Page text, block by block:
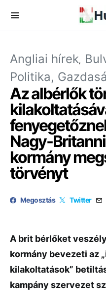
Angliai hírek
Politika,
Az albérlők
Nagy-
kormány
törvényt
Megosztás Twitter
A brit bérlőket
kormány bevezeti az
kilakoltatások”
kampány szervezet